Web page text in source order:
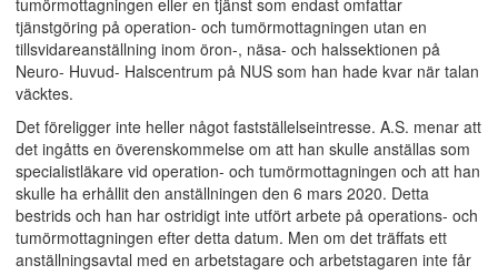
tumörmottagningen eller en tjänst som endast omfattar
tjänstgöring på operation- och tumörmottagningen utan en
tillsvidareanställning inom öron-, näsa- och halssektionen på
Neuro- Huvud- Halscentrum på NUS som han hade kvar när talan
väcktes.
Det föreligger inte heller något fastställelseintresse. A.S. menar att
det ingåtts en överenskommelse om att han skulle anställas som
specialistläkare vid operation- och tumörmottagningen och att han
skulle ha erhållit den anställningen den 6 mars 2020. Detta
bestrids och han har ostridigt inte utfört arbete på operations- och
tumörmottagningen efter detta datum. Men om det träffats ett
anställningsavtal med en arbetstagare och arbetstagaren inte får